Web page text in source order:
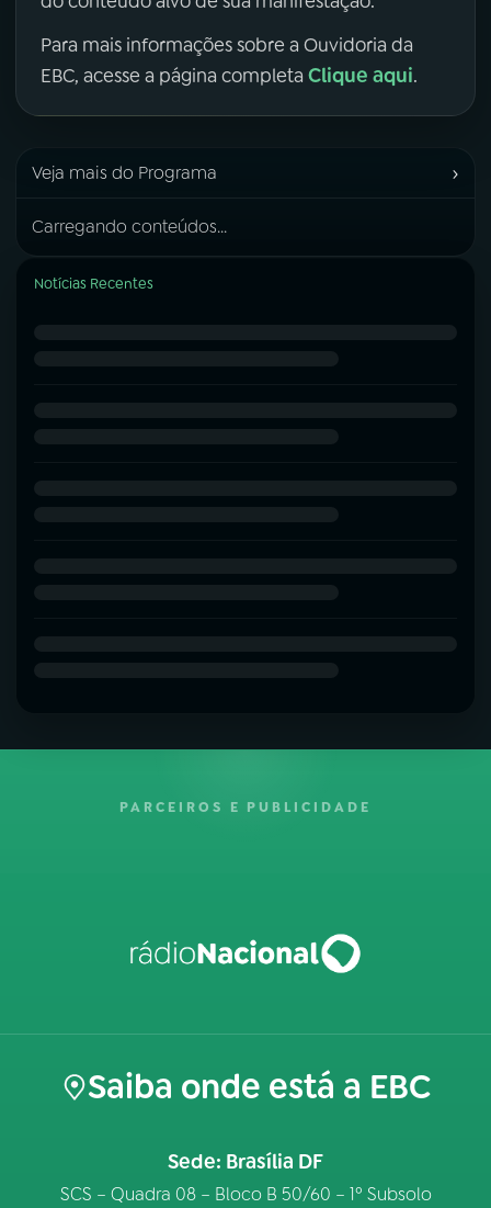
Para mais informações sobre a Ouvidoria da
EBC, acesse a página completa Clique aqui.
Veja mais do Programa ›
Carregando conteúdos...
Notícias Recentes
PARCEIROS E PUBLICIDADE
Saiba onde está a EBC
Sede: Brasília DF
SCS – Quadra 08 – Bloco B 50/60 – 1º Subsolo